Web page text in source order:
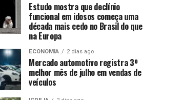
Estudo mostra que declínio
funcional em idosos começa uma
década mais cedo no Brasil do que
na Europa
ECONOMIA 2 dias ago
Mercado automotivo registra 3º
melhor mês de julho em vendas de
veículos